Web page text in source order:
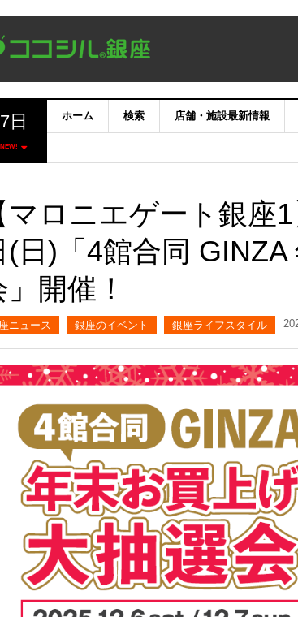
7日
NEW!
ホーム 検索 店舗・施設最新情報
マロニエゲート銀座
(日)「4館合同
開催！
ニュース 銀座のイベント 銀座ライフスタイル